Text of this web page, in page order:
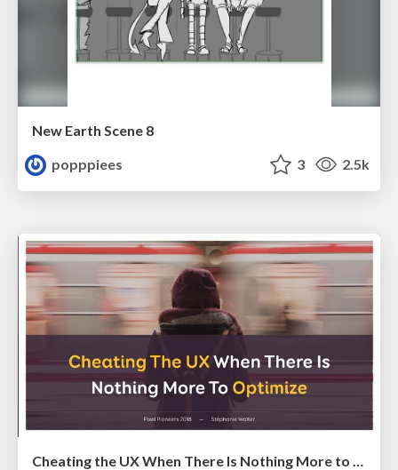
New Earth Scene 8
popppiees
3 2.5k
Cheating the UX When There Is Nothing More to Optimize - PixelPioneers